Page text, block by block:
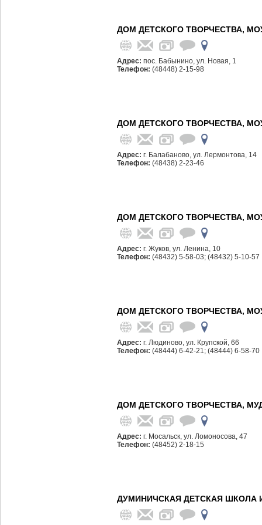
ДОМ ДЕТСКОГО ТВОРЧЕСТВА,
Адрес: пос. Бабынино, ул. Новая, 1
Телефон: (48448) 2-15-98
ДОМ ДЕТСКОГО ТВОРЧЕСТВА,
Адрес: г. Балабаново, ул. Лермонтова, 14
Телефон: (48438) 2-23-46
ДОМ ДЕТСКОГО ТВОРЧЕСТВА,
Адрес: г. Жуков, ул. Ленина, 10
Телефон: (48432) 5-58-03; (48432) 5-10-57
ДОМ ДЕТСКОГО ТВОРЧЕСТВА,
Адрес: г. Людиново, ул. Крупской, 66
Телефон: (48444) 6-42-21; (48444) 6-58-70
ДОМ ДЕТСКОГО ТВОРЧЕСТВА,
Адрес: г. Мосальск, ул. Ломоносова, 47
Телефон: (48452) 2-18-15
ДУМИНИЧСКАЯ ДЕТСКАЯ ШКОЛА